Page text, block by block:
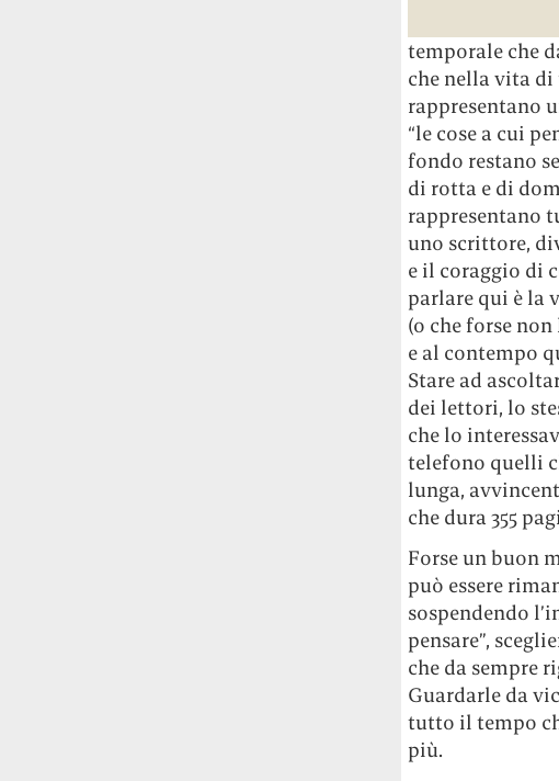
temporale che
che nella vita
rappresentano
“le cose a cui
fondo restano
di rotta e di
rappresentano
uno scrittore,
e il coraggio di
parlare qui è la
(o che forse
e al contempo
Stare ad
dei lettori, lo
che lo
telefono quelli
lunga,
che dura 355
Forse un buon
può essere
sospendendo
pensare”,
che da sempre
Guardarle da
tutto il tempo
più.